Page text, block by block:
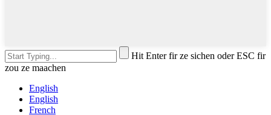
Hit Enter fir ze sichen oder ESC fir
zou ze maachen
English
English
French